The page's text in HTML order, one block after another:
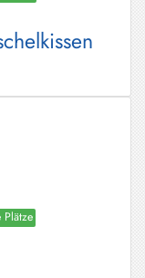
Plätze